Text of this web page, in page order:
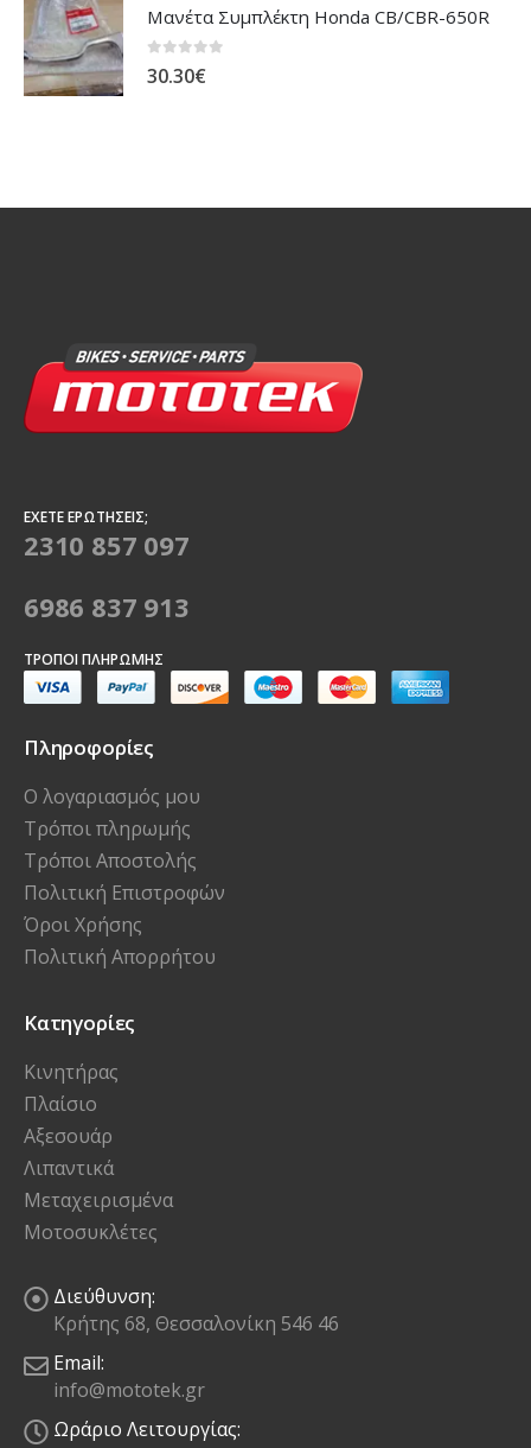
0out of 5
30.30 €
2310 857 097
6986 837 913
ΤΡΌΠΟΙ ΠΛΗΡΩΜΉΣ
Πληροφορίες
Ο λογαριασμός μου
Τρόποι πληρωμής
Τρόποι Αποστολής
Πολιτική Επιστροφών
Όροι Χρήσης
Πολιτική Απορρήτου
Κινητήρας
Πλαίσιο
Αξεσουάρ
Λιπαντικά
Μεταχειρισμένα
Μοτοσυκλέτες
Κρήτης 68, Θεσσαλονίκη 546 46
Email:
info@mototek.gr
Ωράριο Λειτουργίας:
Δευ - Παρ / 08:30 - 16:00